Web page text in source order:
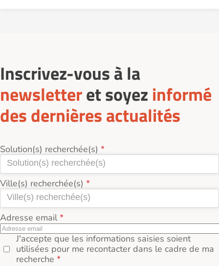
Inscrivez-vous à la
newsletteret soyez informé
des dernières actualités
Solution(s) recherchée(s)
Ville(s) recherchée(s)
Adresse email
J'accepte que les informations saisies soient
utilisées pour me recontacter dans le cadre de ma
recherche